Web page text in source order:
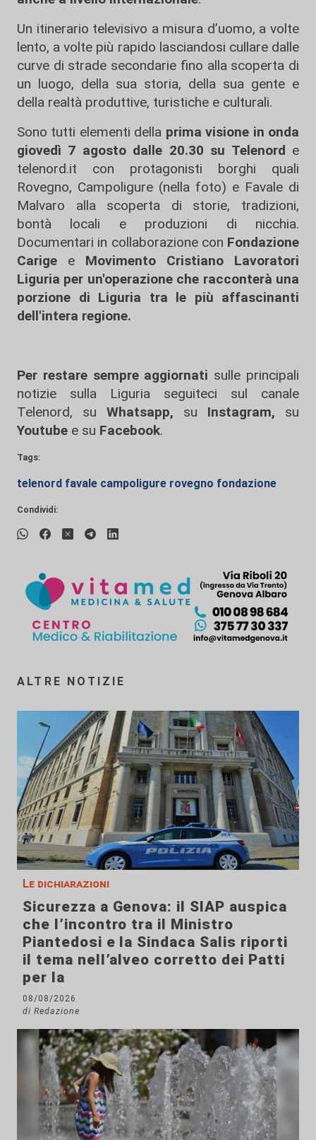
Un itinerario televisivo a misura d’uomo, a volte
lento, a volte più rapido lasciandosi cullare dalle
curve di strade secondarie fino alla scoperta di
un luogo, della sua storia, della sua gente e
della realtà produttive, turistiche e culturali.
Sono tutti elementi della prima visione in onda
giovedì 7 agosto dalle 20.30 su Telenord e
telenord.it con protagonisti borghi quali
Rovegno, Campoligure (nella foto) e Favale di
Malvaro alla scoperta di storie, tradizioni,
bontà locali e produzioni di nicchia.
Documentari in collaborazione con Fondazione
Carige e Movimento Cristiano Lavoratori
Liguria per un'operazione che racconterà una
porzione di Liguria tra le più affascinanti
dell'intera regione.
Per restare sempre aggiornati sulle principali
notizie sulla Liguria seguiteci sul canale
Telenord, su
Whatsapp, su Instagram, su
Youtube e su Facebook.
Tags:
telenord favale campoligure rovegno fondazione
Condividi:
ALTRE NOTIZIE
Le dichiarazioni
Sicurezza a Genova: il SIAP auspica
che l’incontro tra il Ministro
Piantedosi e la Sindaca Salis riporti
il tema nell’alveo corretto dei Patti
per la
08/08/2026
di Redazione